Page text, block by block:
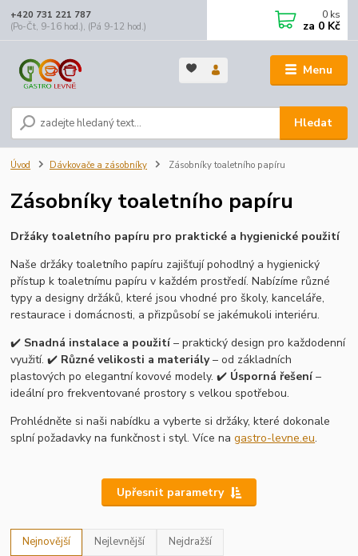
Menu
Hledat
+420 731 221 787
(Po-Čt, 9-16 hod.), (Pá 9-12 hod.)
0 ks
za 0 Kč
Úvod Dávkovače a zásobníky Zásobníky toaletního papíru
Zásobníky toaletního papíru
Držáky toaletního papíru pro praktické a hygienické použití
Naše držáky toaletního papíru zajišťují pohodlný a hygienický
přístup k toaletnímu papíru v každém prostředí. Nabízíme různé
typy a designy držáků, které jsou vhodné pro školy, kanceláře,
restaurace i domácnosti, a přizpůsobí se jakémukoli interiéru.
✔️ Snadná instalace a použití– praktický design pro každodenní
využití. ✔️ Různé velikosti a materiály– od základních
plastových po elegantní kovové modely. ✔️ Úsporná řešení–
ideální pro frekventované prostory s velkou spotřebou.
Prohlédněte si naši nabídku a vyberte si držáky, které dokonale
splní požadavky na funkčnost i styl. Více nagastro-levne.eu.
Upřesnit parametry
Nejnovější Nejlevnější Nejdražší